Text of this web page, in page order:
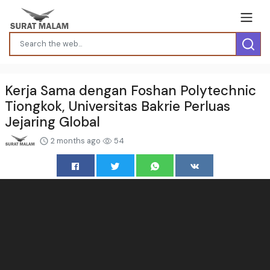
Kerja Sama dengan Foshan Polytechnic
Tiongkok, Universitas Bakrie Perluas
Jejaring Global
2 months ago 54